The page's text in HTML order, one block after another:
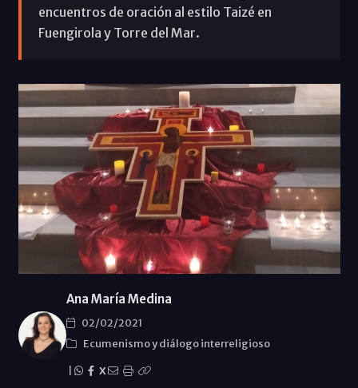
encuentros de oración al estilo Taizé en
Fuengirola y Torre del Mar.
Ana María Medina
02/02/2021
Ecumenismo y diálogo interreligioso
X